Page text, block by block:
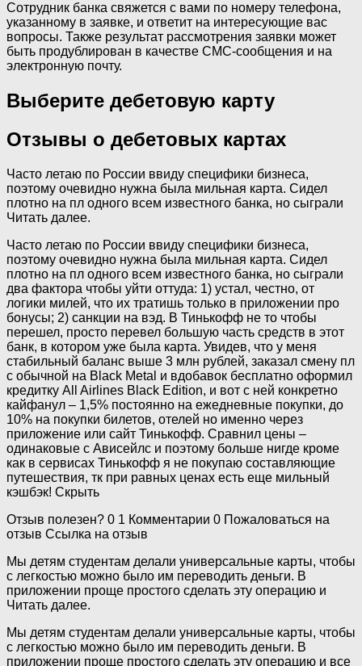
Сотрудник банка свяжется с вами по номеру телефона,
указанному в заявке, и ответит на интересующие вас
вопросы. Также результат рассмотрения заявки может
быть продублирован в качестве СМС-сообщения и на
электронную почту.
Выберите дебетовую карту
Отзывы о дебетовых картах
Часто летаю по России ввиду специфики бизнеса,
поэтому очевидно нужна была мильная карта. Сидел
плотно на пл одного всем известного банка, но сыграли
Читать далее.
Часто летаю по России ввиду специфики бизнеса,
поэтому очевидно нужна была мильная карта. Сидел
плотно на пл одного всем известного банка, но сыграли
два фактора чтобы уйти оттуда: 1) устал, честно, от
логики милей, что их тратишь только в приложении про
бонусы; 2) санкции на вэд. В Тинькофф не то чтобы
перешел, просто перевел большую часть средств в этот
банк, в котором уже была карта. Увидев, что у меня
стабильный баланс выше 3 млн рублей, заказал смену пл
с обычной на Black Metal и вдобавок бесплатно оформил
кредитку All Airlines Black Edition, и вот с ней конкретно
кайфанул – 1,5% постоянно на ежедневные покупки, до
10% на покупки билетов, отелей но именно через
приложение или сайт Тинькофф. Сравнил цены –
одинаковые с Ависейлс и поэтому больше нигде кроме
как в сервисах Тинькофф я не покупаю составляющие
путешествия, тк при равных ценах есть еще мильный
кэшбэк! Скрыть
Отзыв полезен? 0 1 Комментарии 0 Пожаловаться на
отзыв Ссылка на отзыв
Мы детям студентам делали универсальные карты, чтобы
с легкостью можно было им переводить деньги. В
приложении проще простого сделать эту операцию и
Читать далее.
Мы детям студентам делали универсальные карты, чтобы
с легкостью можно было им переводить деньги. В
приложении проще простого сделать эту операцию и все